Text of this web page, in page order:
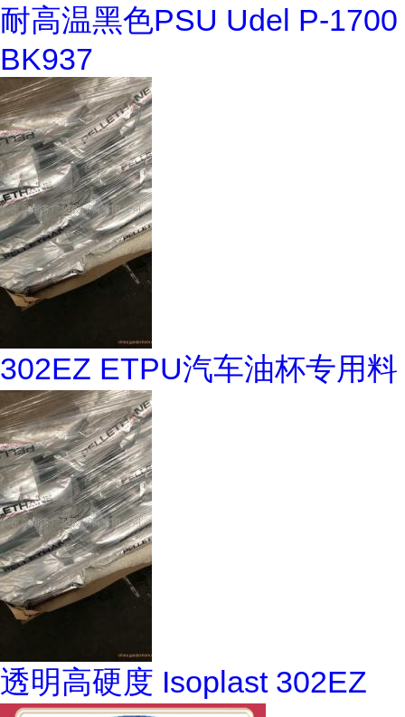
耐高温黑色PSU Udel P-1700
BK937
302EZ ETPU汽车油杯专用料
透明高硬度 Isoplast 302EZ